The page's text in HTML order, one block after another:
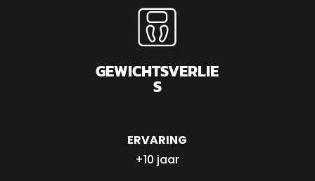
GEWICHTSVERLIE
S
ERVARING
+10 jaar